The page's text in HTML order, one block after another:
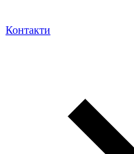
Контакти